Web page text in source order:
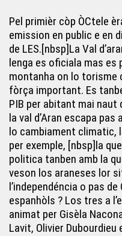
Pel primièr còp ÒCtele
emission en public e en
de LES.[nbsp]La Val
lenga es oficiala mas
montanha on lo torisme
fòrça important. Es
PIB per abitant mai naut
la val d’Aran escapa
lo cambiament climatic,
per exemple, [nbsp]la
politica tanben amb la
veson los araneses lor
l’independéncia o pas
espanhòls ? Los tres a
animat per Gisèla
Lavit, Olivier Dubourdieu